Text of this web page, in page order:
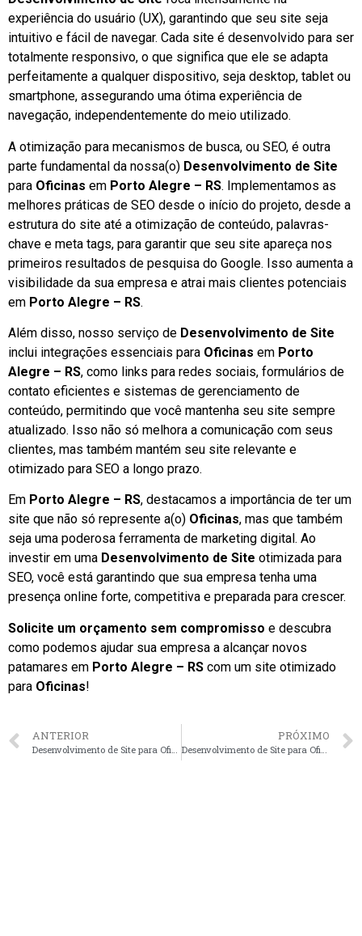
experiência do usuário (UX), garantindo que seu site seja
intuitivo e fácil de navegar. Cada site é desenvolvido para ser
totalmente responsivo, o que significa que ele se adapta
perfeitamente a qualquer dispositivo, seja desktop, tablet ou
smartphone, assegurando uma ótima experiência de
navegação, independentemente do meio utilizado.
A otimização para mecanismos de busca, ou SEO, é outra
parte fundamental da nossa(o) Desenvolvimento de Site
para Oficinas em Porto Alegre – RS. Implementamos as
melhores práticas de SEO desde o início do projeto, desde a
estrutura do site até a otimização de conteúdo, palavras-
chave e meta tags, para garantir que seu site apareça nos
primeiros resultados de pesquisa do Google. Isso aumenta a
visibilidade da sua empresa e atrai mais clientes potenciais
em Porto Alegre – RS.
Além disso, nosso serviço de Desenvolvimento de Site
inclui integrações essenciais para Oficinas em Porto
Alegre – RS, como links para redes sociais, formulários de
contato eficientes e sistemas de gerenciamento de
conteúdo, permitindo que você mantenha seu site sempre
atualizado. Isso não só melhora a comunicação com seus
clientes, mas também mantém seu site relevante e
otimizado para SEO a longo prazo.
Em Porto Alegre – RS, destacamos a importância de ter um
site que não só represente a(o) Oficinas, mas que também
seja uma poderosa ferramenta de marketing digital. Ao
investir em uma Desenvolvimento de Site otimizada para
SEO, você está garantindo que sua empresa tenha uma
presença online forte, competitiva e preparada para crescer.
Solicite um orçamento sem compromisso e descubra
como podemos ajudar sua empresa a alcançar novos
patamares em Porto Alegre – RS com um site otimizado
para Oficinas!
ANTERIOR
Desenvolvimento de Site para Oficinas em Belo Horizonte – MG faça seu orçamento
PRÓXIMO
Desenvolvimento de Site para Oficinas em Curitiba – PR faça seu orçamento